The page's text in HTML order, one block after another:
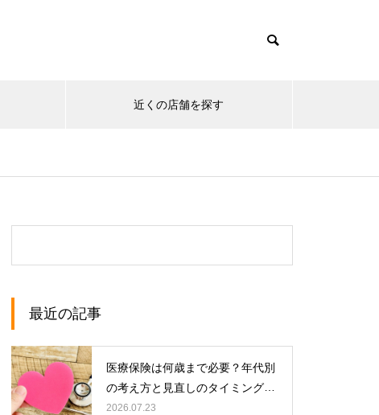
近くの店舗を探す
やすく解説
チューリップバブルとは？世界初
最近の記事
医療保険は何歳まで必要？年代別
の考え方と見直しのタイミングを
解説
2026.07.23